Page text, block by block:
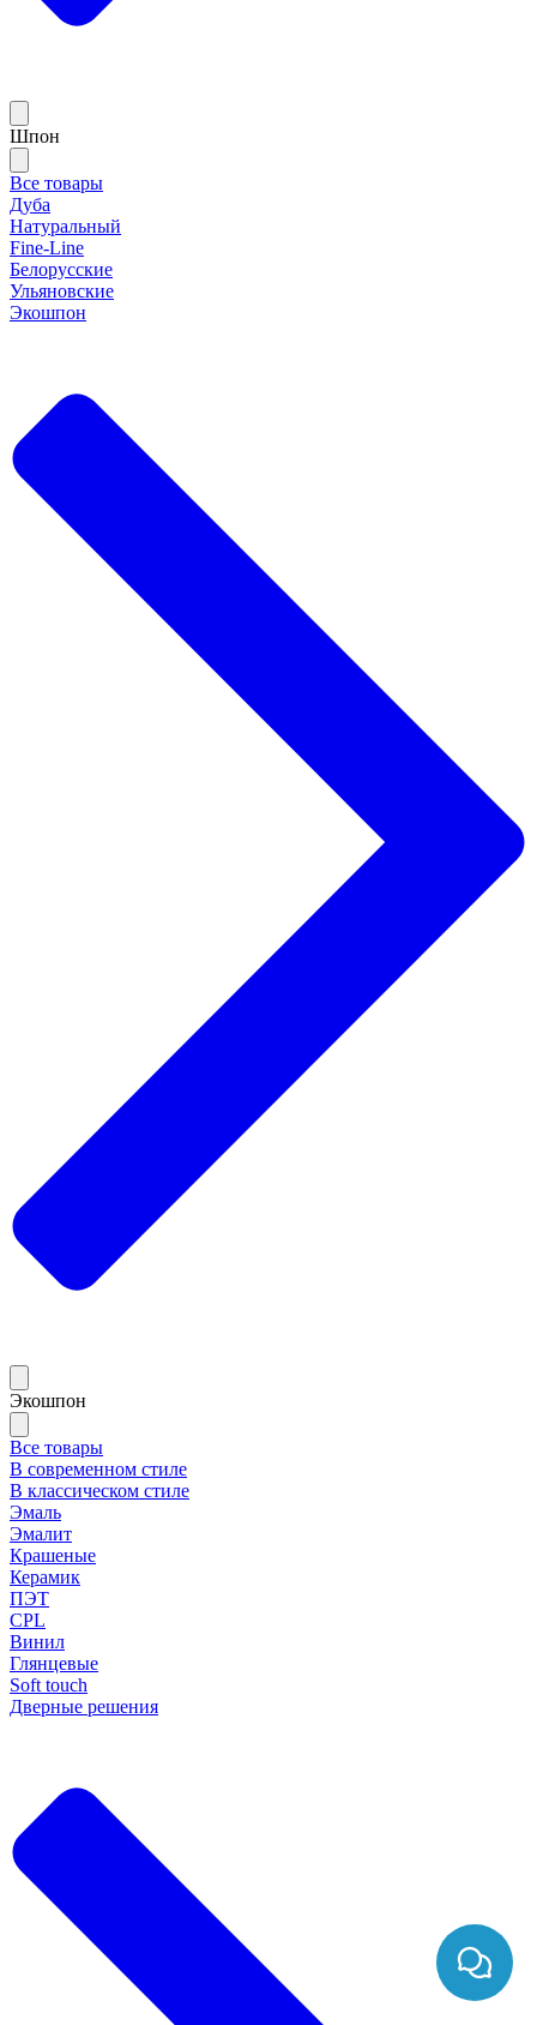
Шпон
Все товары
Дуба
Натуральный
Fine-Line
Белорусские
Ульяновские
Экошпон
Экошпон
Все товары
В современном стиле
В классическом стиле
Эмаль
Эмалит
Крашеные
Керамик
ПЭТ
CPL
Винил
Глянцевые
Soft touch
Дверные решения